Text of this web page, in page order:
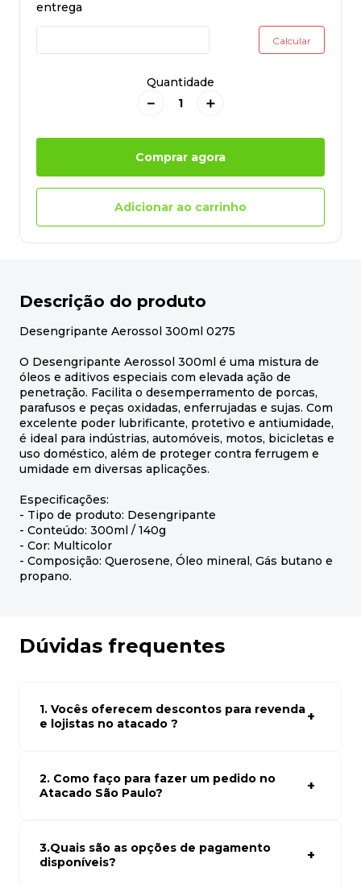
Quantidade
＋
－
Comprar agora
Adicionar ao carrinho
Descrição do produto
Desengripante Aerossol 300ml 0275
O Desengripante Aerossol 300ml é uma mistura de
óleos e aditivos especiais com elevada ação de
penetração. Facilita o desemperramento de porcas,
parafusos e peças oxidadas, enferrujadas e sujas. Com
excelente poder lubrificante, protetivo e antiumidade,
é ideal para indústrias, automóveis, motos, bicicletas e
uso doméstico, além de proteger contra ferrugem e
umidade em diversas aplicações.
Especificações:
- Tipo de produto: Desengripante
- Conteúdo: 300ml / 140g
- Cor: Multicolor
- Composição: Querosene, Óleo mineral, Gás butano e
propano.
Dúvidas frequentes
1. Vocês oferecem descontos para revenda
e lojistas no atacado ?
atacado empresas e compre com os melhores preços
para seu modelo de negócio
2. Como faço para fazer um pedido no
Atacado São Paulo?
carrinho. Em seguida, siga as instruções para finalizar a
compra. Se precisar de ajuda, nossa equipe de suporte
está à disposição para auxiliá-lo.
3.Quais são as opções de pagamento
disponíveis?